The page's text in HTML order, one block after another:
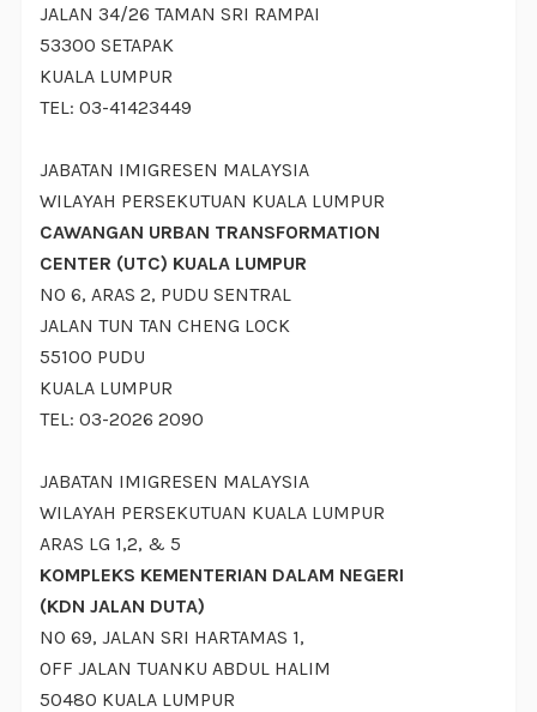
JALAN 34/26 TAMAN SRI RAMPAI
53300 SETAPAK
KUALA LUMPUR
TEL: 03-41423449
JABATAN IMIGRESEN MALAYSIA
WILAYAH PERSEKUTUAN KUALA LUMPUR
CAWANGAN URBAN TRANSFORMATION
CENTER (UTC) KUALA LUMPUR
NO 6, ARAS 2, PUDU SENTRAL
JALAN TUN TAN CHENG LOCK
55100 PUDU
KUALA LUMPUR
TEL: 03-2026 2090
JABATAN IMIGRESEN MALAYSIA
WILAYAH PERSEKUTUAN KUALA LUMPUR
ARAS LG 1,2, & 5
KOMPLEKS KEMENTERIAN DALAM NEGERI
(KDN JALAN DUTA)
NO 69, JALAN SRI HARTAMAS 1,
OFF JALAN TUANKU ABDUL HALIM
50480 KUALA LUMPUR